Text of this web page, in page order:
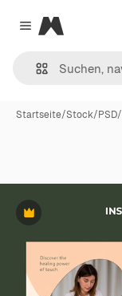
Close menu
Magnific
Startseite/Stock/PSD/
Premium